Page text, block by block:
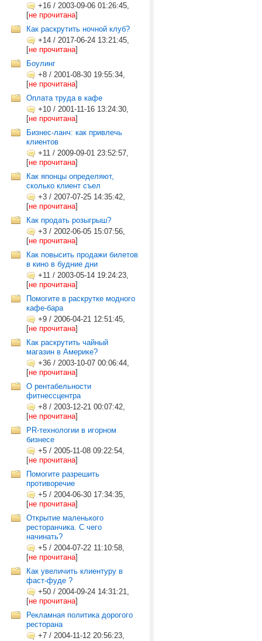
+16 / 2003-09-06 01:26:45,
[не прочитана]
Как раскрутить ночной клуб?
+14 / 2017-06-24 13:21:45,
[не прочитана]
Боулинг
+8 / 2001-08-30 19:55:34,
[не прочитана]
Оплата труда в кафе
+10 / 2001-11-16 13:24:30,
[не прочитана]
Бизнес-ланч: как привлечь
клиентов
+11 / 2009-09-01 23:52:57,
[не прочитана]
Как японцы определяют,
сколько клиент съел
+3 / 2007-07-25 14:35:42,
[не прочитана]
Как продать розыгрыш?
+3 / 2002-06-05 15:07:56,
[не прочитана]
Как повысить продажи билетов
в кино в будние дни
+11 / 2003-05-14 19:24:23,
[не прочитана]
Помогите в раскрутке модного
кафе-бара
+9 / 2006-04-21 12:51:45,
[не прочитана]
Как раскрутить чайный
магазин в Америке?
+36 / 2003-10-07 00:06:44,
[не прочитана]
О рентабельности
фитнессцентра
+8 / 2003-12-21 00:07:42,
[не прочитана]
PR-технологии в игорном
бизнесе
+5 / 2005-11-08 09:22:54,
[не прочитана]
Помогите разрешить
противоречие
+5 / 2004-06-30 17:34:35,
[не прочитана]
Открытие маленького
ресторанчика. С чего
начинать?
+5 / 2004-07-22 11:10:58,
[не прочитана]
Как увеличить клиентуру в
фаст-фуде ?
+50 / 2004-09-24 14:31:21,
[не прочитана]
Рекламная политика дорогого
ресторана
+7 / 2004-11-12 20:56:23,